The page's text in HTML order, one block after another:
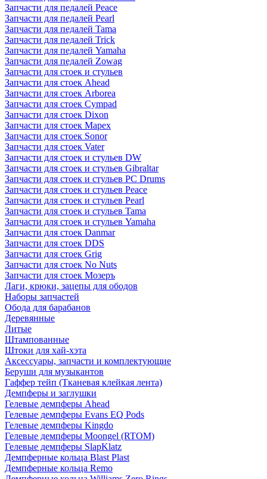
Запчасти для педалей Peace
Запчасти для педалей Pearl
Запчасти для педалей Tama
Запчасти для педалей Trick
Запчасти для педалей Yamaha
Запчасти для педалей Zowag
Запчасти для стоек и стульев
Запчасти для стоек Ahead
Запчасти для стоек Arborea
Запчасти для стоек Cympad
Запчасти для стоек Dixon
Запчасти для стоек Mapex
Запчасти для стоек Sonor
Запчасти для стоек Vater
Запчасти для стоек и стульев DW
Запчасти для стоек и стульев Gibraltar
Запчасти для стоек и стульев PC Drums
Запчасти для стоек и стульев Peace
Запчасти для стоек и стульев Pearl
Запчасти для стоек и стульев Tama
Запчасти для стоек и стульев Yamaha
Запчасти для стоек Danmar
Запчасти для стоек DDS
Запчасти для стоек Grig
Запчасти для стоек No Nuts
Запчасти для стоек Мозеръ
Лаги, крюки, зацепы для ободов
Наборы запчастей
Обода для барабанов
Деревянные
Литые
Штампованные
Штоки для хай-хэта
Аксессуары, запчасти и комплектующие
Беруши для музыкантов
Гаффер тейп (Тканевая клейкая лента)
Демпферы и заглушки
Гелевые демпферы Ahead
Гелевые демпферы Evans EQ Pods
Гелевые демпферы Kingdo
Гелевые демпферы Moongel (RTOM)
Гелевые демпферы SlapKlatz
Демпферные кольца Blast Plast
Демпферные кольца Remo